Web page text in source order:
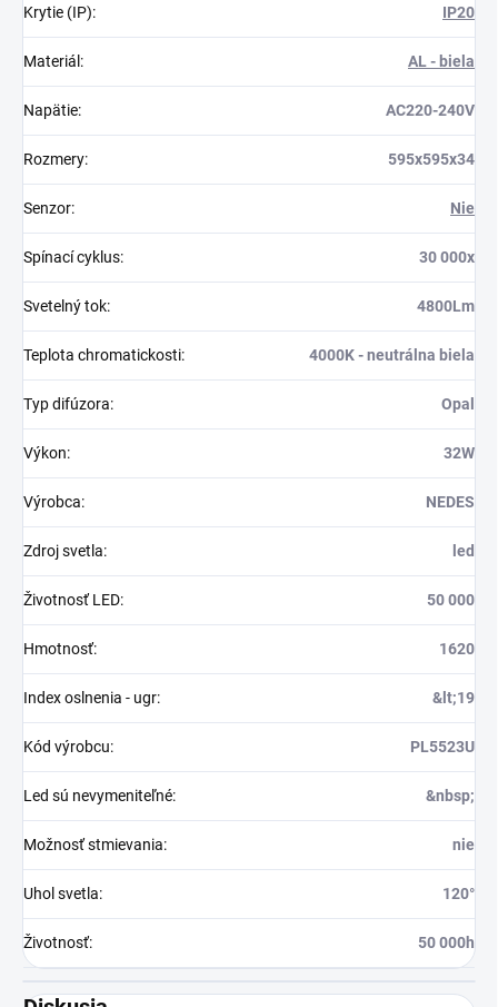
Krytie (IP): IP20
Materiál : AL - biela
Napätie: AC220-240V
Rozmery: 595x595x34
Senzor: Nie
Spínací cyklus: 30 000x
Svetelný tok: 4800Lm
Teplota chromatickosti: 4000K - neutrálna biela
Typ difúzora: Opal
Výkon: 32W
Výrobca: NEDES
Zdroj svetla: led
Životnosť LED: 50 000
Hmotnosť: 1620
Index oslnenia - ugr: &lt;19
Kód výrobcu: PL5523U
Led sú nevymeniteľné: &nbsp;
Možnosť stmievania: nie
Uhol svetla: 120°
Životnosť: 50 000h